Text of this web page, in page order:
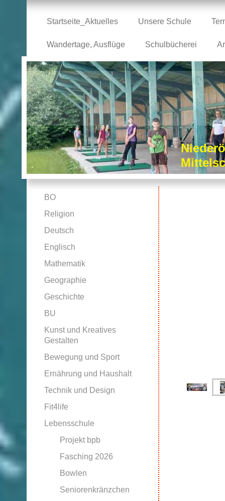
Startseite_Aktuelles Unsere Schule
Wandertage, Ausflüge Schulbücherei
BO
Religion
Deutsch
Englisch
Mathematik
Geographie
Geschichte
BU
Kunst und Kreatives
Gestalten
Bewegung und Sport
Ernährung und Haushalt
Technik und Design
Fit4life
Lebensschule
Projekt bpb
Fasching 2026
Bowlen
Seniorenkränzchen